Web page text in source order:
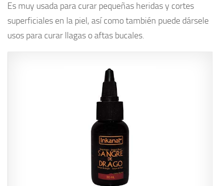
Aceites
Es muy usada para curar pequeñas heridas y cortes
superficiales en la piel, así como también puede dársele
usos para curar llagas o aftas bucales.